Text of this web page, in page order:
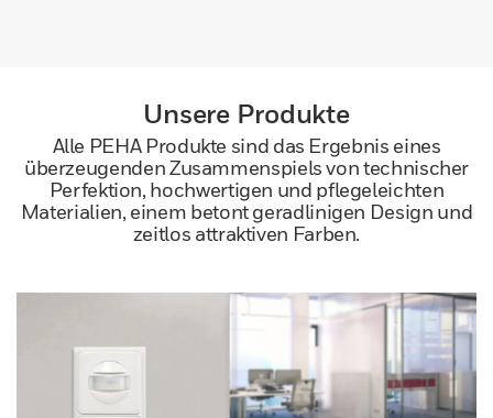
Unsere Produkte
Alle PEHA Produkte sind das Ergebnis eines
überzeugenden Zusammenspiels von technischer
Perfektion, hochwertigen und pflegeleichten
Materialien, einem betont geradlinigen Design und
zeitlos attraktiven Farben.